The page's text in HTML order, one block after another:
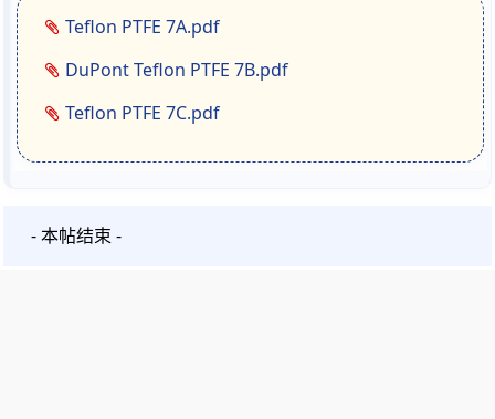
Teflon PTFE 7A.pdf
DuPont Teflon PTFE 7B.pdf
Teflon PTFE 7C.pdf
- 本帖结束 -